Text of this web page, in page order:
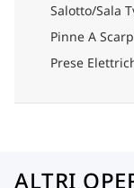
Salotto/Sala
Pinne A
Prese
ALTRI